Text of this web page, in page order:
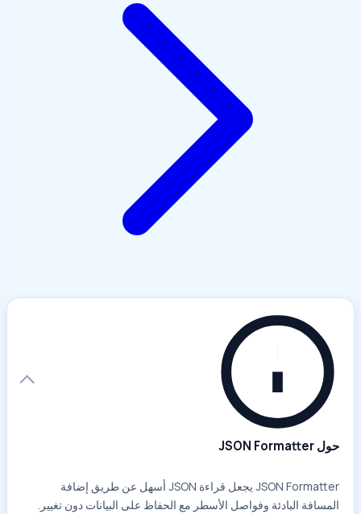
حول JSON Formatter
JSON Formatter يجعل قراءة JSON أسهل عن طريق إضافة
المسافة البادئة وفواصل الأسطر مع الحفاظ على البيانات دون تغيير.